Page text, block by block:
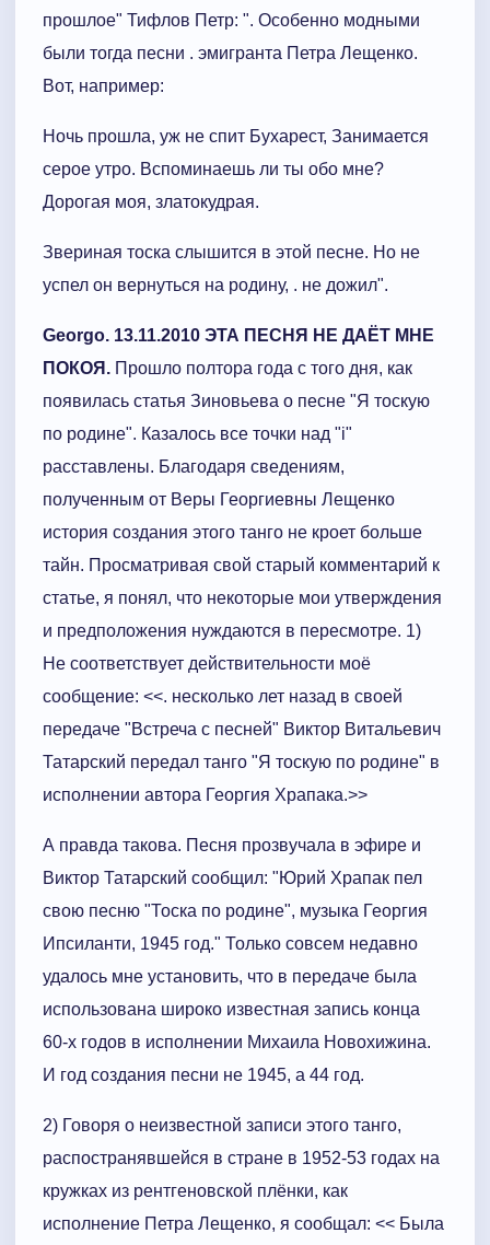
прошлое" Тифлов Петр: ". Особенно модными
были тогда песни . эмигранта Петра Лещенко.
Вот, например:
Ночь прошла, уж не спит Бухарест, Занимается
серое утро. Вспоминаешь ли ты обо мне?
Дорогая моя, златокудрая.
Звериная тоска слышится в этой песне. Но не
успел он вернуться на родину, . не дожил".
Georgo. 13.11.2010 ЭТА ПЕСНЯ НЕ ДАЁТ МНЕ
ПОКОЯ. Прошло полтора года с того дня, как
появилась статья Зиновьева о песне "Я тоскую
по родине". Казалось все точки над "i"
расставлены. Благодаря сведениям,
полученным от Веры Георгиевны Лещенко
история создания этого танго не кроет больше
тайн. Просматривая свой старый комментарий к
статье, я понял, что некоторые мои утверждения
и предположения нуждаются в пересмотре. 1)
Не соответствует действительности моё
сообщение: <<. несколько лет назад в своей
передаче "Встреча с песней" Виктор Витальевич
Татарский передал танго "Я тоскую по родине" в
исполнении автора Георгия Храпака.>>
А правда такова. Песня прозвучала в эфире и
Виктор Татарский сообщил: "Юрий Храпак пел
свою песню "Тоска по родине", музыка Георгия
Ипсиланти, 1945 год." Только совсем недавно
удалось мне установить, что в передаче была
использована широко известная запись конца
60-х годов в исполнении Михаила Новохижина.
И год создания песни не 1945, а 44 год.
2) Говоря о неизвестной записи этого танго,
распостранявшейся в стране в 1952-53 годах на
кружках из рентгеновской плёнки, как
исполнение Петра Лещенко, я сообщал: << Была